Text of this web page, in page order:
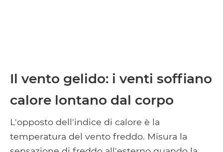
Il vento gelido: i venti soffiano
calore lontano dal corpo
L'opposto dell'indice di calore è la
temperatura del vento freddo. Misura la